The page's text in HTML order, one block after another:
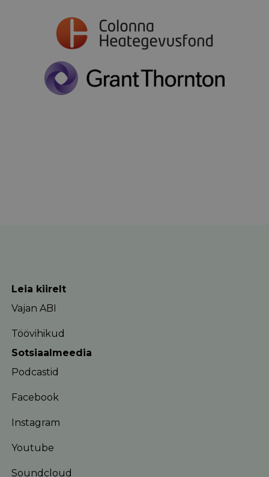
Leia kiirelt
Vajan ABI
Töövihikud
Sotsiaalmeedia
Podcastid
Facebook
Instagram
Youtube
Soundcloud